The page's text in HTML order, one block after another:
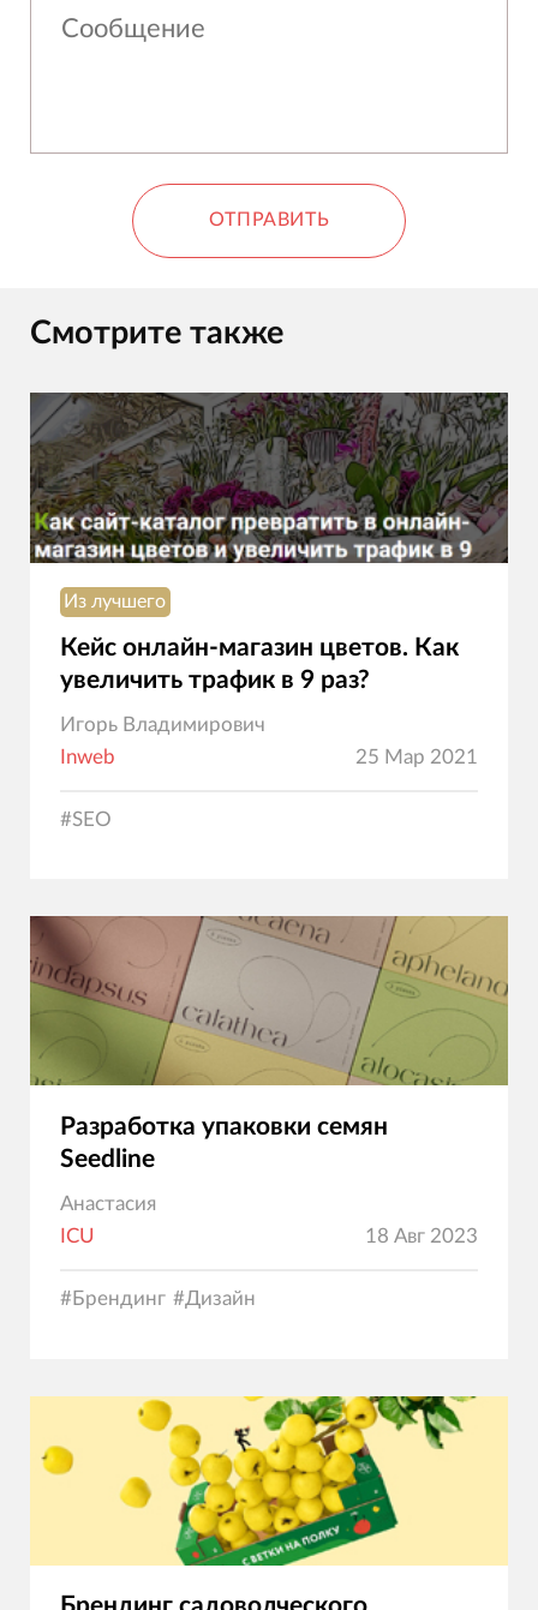
ОТПРАВИТЬ
Смотрите также
Из лучшего
Кейс онлайн-магазин цветов. Как
увеличить трафик в 9 раз?
Игорь Владимирович
Inweb
25 Мар 2021
#SEO
Разработка упаковки семян
Seedline
Анастасия
ICU
18 Авг 2023
#Брендинг #Дизайн